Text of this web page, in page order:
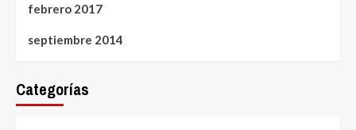
febrero 2017
septiembre 2014
Categorías